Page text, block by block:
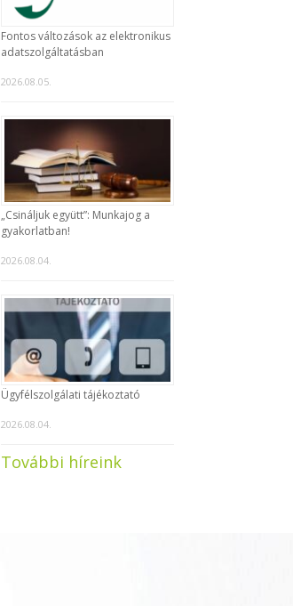
Fontos változások az elektronikus
adatszolgáltatásban
2026.08.05.
„Csináljuk együtt”: Munkajog a
gyakorlatban!
2026.08.04.
Ügyfélszolgálati tájékoztató
2026.08.04.
További híreink